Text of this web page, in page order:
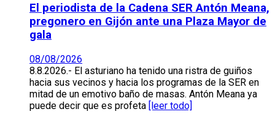
El periodista de la Cadena SER Antón Meana,
pregonero en Gijón ante una Plaza Mayor de
gala
08/08/2026
8.8.2026.- El asturiano ha tenido una ristra de guiños
hacia sus vecinos y hacia los programas de la SER en
mitad de un emotivo baño de masas. Antón Meana ya
puede decir que es profeta [leer todo]